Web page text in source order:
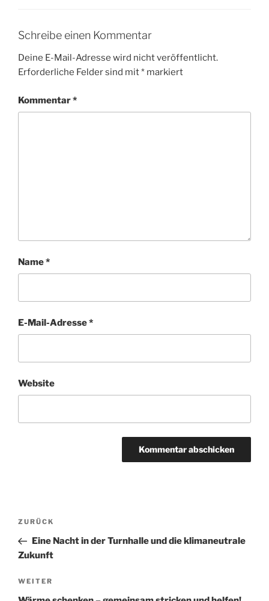
Schreibe einen Kommentar
Deine E-Mail-Adresse wird nicht veröffentlicht.
Erforderliche Felder sind mit* markiert
Kommentar*
Name*
E-Mail-Adresse*
Website
Beitragsnavigation
Vorheriger
Beitrag
ZURÜCK
Eine Nacht in der Turnhalle und die klimaneutrale
Zukunft
Nächster
Beitrag
WEITER